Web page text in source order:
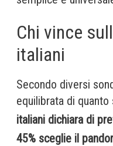
Chi vince
italiani
Secondo diversi
equilibrata di quanto
italiani dichiara di
45% sceglie il